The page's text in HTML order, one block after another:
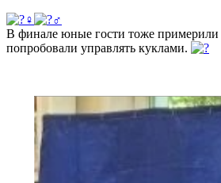
В финале юные гости тоже примерили
попробовали управлять куклами.